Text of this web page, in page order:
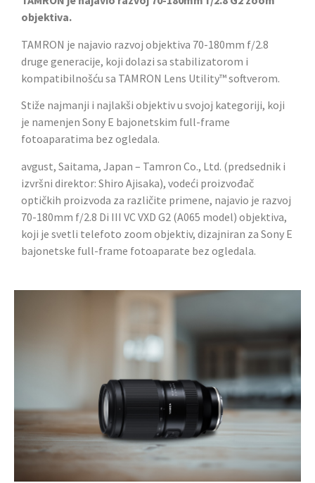
objektiva.
TAMRON je najavio razvoj objektiva 70-180mm f/2.8
druge generacije, koji dolazi sa stabilizatorom i
kompatibilnošću sa TAMRON Lens Utility™ softverom.
Stiže najmanji i najlakši objektiv u svojoj kategoriji, koji
je namenjen Sony E bajonetskim full-frame
fotoaparatima bez ogledala.
avgust, Saitama, Japan – Tamron Co., Ltd. (predsednik i
izvršni direktor: Shiro Ajisaka), vodeći proizvođač
optičkih proizvoda za različite primene, najavio je razvoj
70-180mm f/2.8 Di III VC VXD G2 (A065 model) objektiva,
koji je svetli telefoto zoom objektiv, dizajniran za Sony E
bajonetske full-frame fotoaparate bez ogledala.